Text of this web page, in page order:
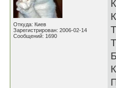
Откуда: Киев
Зарегистрирован: 2006-02-14
Сообщений: 1690